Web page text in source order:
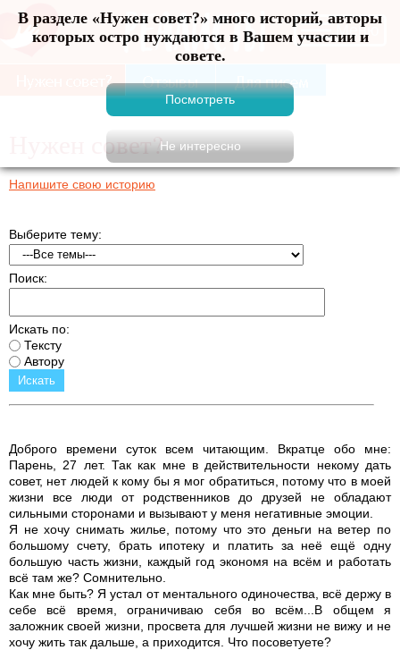
В разделе «Нужен совет?» много историй, авторы
которых остро нуждаются в Вашем участии и
совете.
Меню
Нужен совет?
Напишите свою историю
Выберите тему:
Поиск:
Искать по:
Тексту
Автору
Доброго времени суток всем читающим. Вкратце обо мне:
Парень, 27 лет. Так как мне в действительности некому дать
совет, нет людей к кому бы я мог обратиться, потому что в моей
жизни все люди от родственников до друзей не обладают
сильными сторонами и вызывают у меня негативные эмоции.
Я не хочу снимать жилье, потому что это деньги на ветер по
большому счету, брать ипотеку и платить за неё ещё одну
большую часть жизни, каждый год экономя на всём и работать
всё там же? Сомнительно.
Как мне быть? Я устал от ментального одиночества, всё держу в
себе всё время, ограничиваю себя во всём...В общем я
заложник своей жизни, просвета для лучшей жизни не вижу и не
хочу жить так дальше, а приходится. Что посоветуете?